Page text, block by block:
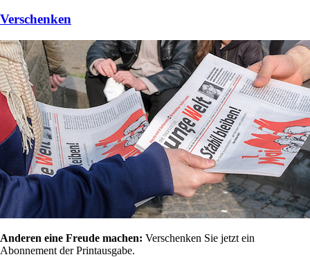
Verschenken
Anderen eine Freude machen: Verschenken Sie jetzt ein
Abonnement der Printausgabe.